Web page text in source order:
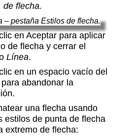
de flecha.
en Aceptar para aplicar
de flecha y cerrar el
Línea.
en un espacio vacío del
abandonar la
una flecha usando
estilos de punta de flecha
extremo de flecha: